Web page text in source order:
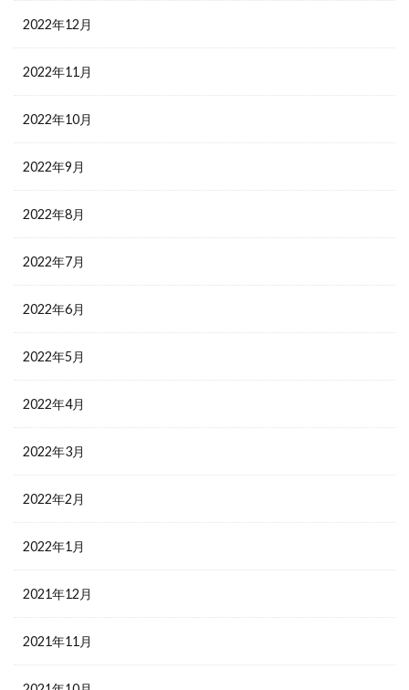
2022年12月
2022年11月
2022年10月
2022年9月
2022年8月
2022年7月
2022年6月
2022年5月
2022年4月
2022年3月
2022年2月
2022年1月
2021年12月
2021年11月